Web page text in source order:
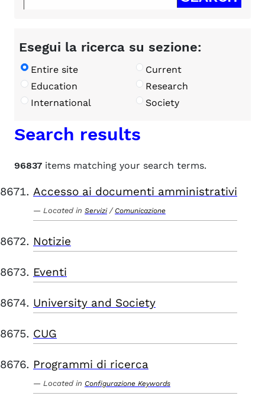
Esegui la ricerca su sezione:
Entire site
Current
Education
Research
International
Society
Search results
96837 items matching your search terms.
Accesso ai documenti amministrativi
Located in Servizi / Comunicazione
Notizie
Eventi
University and Society
CUG
Programmi di ricerca
Located in Configurazione Keywords